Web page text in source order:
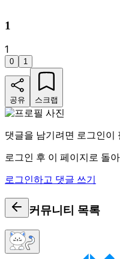
1
1
0 1
공유 스크랩
댓글을 남기려면 로그인이
로그인 후 이 페이지로 돌
로그인하고 댓글 쓰기
커뮤니티 목록